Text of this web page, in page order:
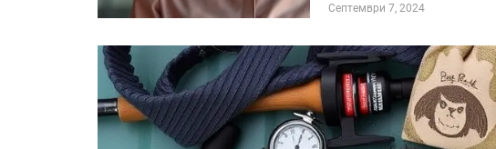
Септември 7, 2024